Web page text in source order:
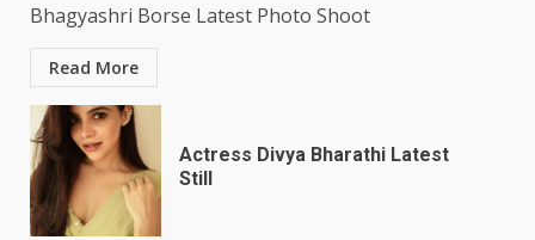
Bhagyashri Borse Latest Photo Shoot
Read More
Actress Divya Bharathi Latest
Still